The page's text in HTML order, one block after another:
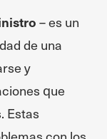
– es un
de una
y
que
Estas